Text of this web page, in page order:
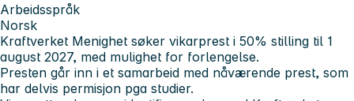
Arbeidsspråk
Norsk
Kraftverket Menighet søker vikarprest i 50% stilling til 1
august 2027, med mulighet for forlengelse.
Presten går inn i et samarbeid med nåværende prest, som
har delvis permisjon pga studier.